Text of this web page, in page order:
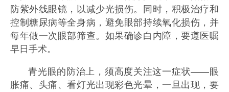
防紫外线眼镜，以减少光损伤。同时，积极治疗和
控制糖尿病等全身病，避免眼部持续氧化损伤，并
每年做一次眼部筛查。如果确诊白内障，要遵医嘱
早日手术。
青光眼的防治上，须高度关注这一症状——眼
胀痛、头痛、看灯光出现彩色光晕，一旦出现，要